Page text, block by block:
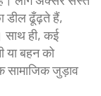
डील ढूँढ़ते हैं,
साथ ही, कई
या बहन को
सामाजिक जुड़ाव